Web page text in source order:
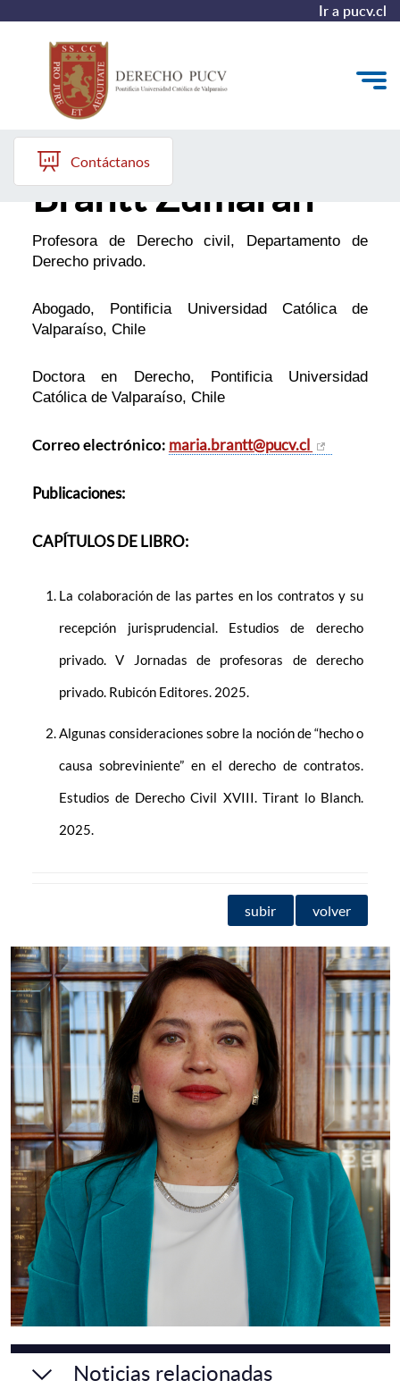
Ir a pucv.cl
Quiénes somos
Estudiantes y Admisión
Investigación y Biblioteca
Vinculación con el Medio y Alumni
Contáctanos
María Graciela
Brantt Zumarán
Profesora de Derecho civil, Departamento de
Derecho privado.
Abogado, Pontificia Universidad Católica de
Valparaíso, Chile
Doctora en Derecho, Pontificia Universidad
Católica de Valparaíso, Chile
Correo electrónico: maria.brantt@pucv.cl
Publicaciones:
CAPÍTULOS DE LIBRO:
La colaboración de las partes en los contratos y su
recepción jurisprudencial. Estudios de derecho
privado. V Jornadas de profesoras de derecho
privado. Rubicón Editores. 2025.
Algunas consideraciones sobre la noción de “hecho o
causa sobreviniente” en el derecho de contratos.
Estudios de Derecho Civil XVIII. Tirant lo Blanch.
2025.
subir volver
Noticias relacionadas